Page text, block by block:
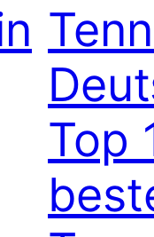
Top